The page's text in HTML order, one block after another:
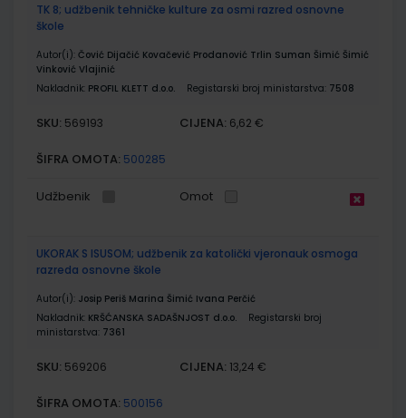
TK 8; udžbenik tehničke kulture za osmi razred osnovne
škole
Autor(i): Čović Dijačić Kovačević Prodanović Trlin Suman Šimić Šimić
Vinković Vlajinić
Nakladnik: PROFIL KLETT d.o.o. Registarski broj ministarstva: 7508
SKU: 569193 CIJENA: 6,62 €
ŠIFRA OMOTA: 500285
Udžbenik Omot
UKORAK S ISUSOM; udžbenik za katolički vjeronauk osmoga
razreda osnovne škole
Autor(i): Josip Periš Marina Šimić Ivana Perčić
Nakladnik: KRŠĆANSKA SADAŠNJOST d.o.o.
Registarski broj
ministarstva: 7361
SKU: 569206 CIJENA: 13,24 €
ŠIFRA OMOTA: 500156